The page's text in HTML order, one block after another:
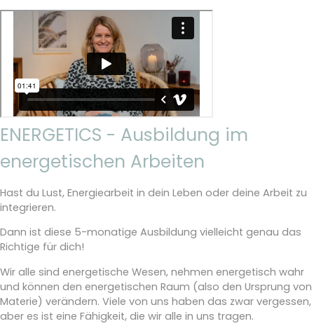
ENERGETICS - Ausbildung im
energetischen Arbeiten
Hast du Lust, Energiearbeit in dein Leben oder deine Arbeit zu
integrieren.
Dann ist diese 5-monatige Ausbildung vielleicht genau das
Richtige für dich!
Wir alle sind energetische Wesen, nehmen energetisch wahr
und können den energetischen Raum (also den Ursprung von
Materie) verändern. Viele von uns haben das zwar vergessen,
aber es ist eine Fähigkeit, die wir alle in uns tragen.